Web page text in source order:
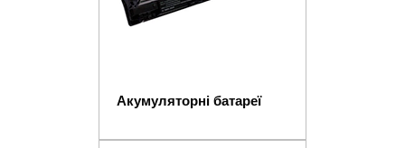
Акумуляторні батареї